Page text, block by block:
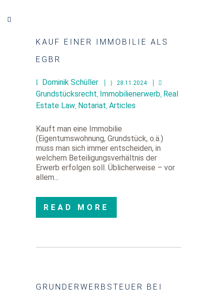
KAUF EINER IMMOBILIE ALS
EGBR
Dominik Schüller 28.11.2024
Grundstücksrecht, Immobilienerwerb, Real
Estate Law, Notariat, Articles
Kauft man eine Immobilie
(Eigentumswohnung, Grundstück, o.ä.)
muss man sich immer entscheiden, in
welchem Beteiligungsverhältnis der
Erwerb erfolgen soll. Üblicherweise – vor
allem...
READ MORE
GRUNDERWERBSTEUER BEI